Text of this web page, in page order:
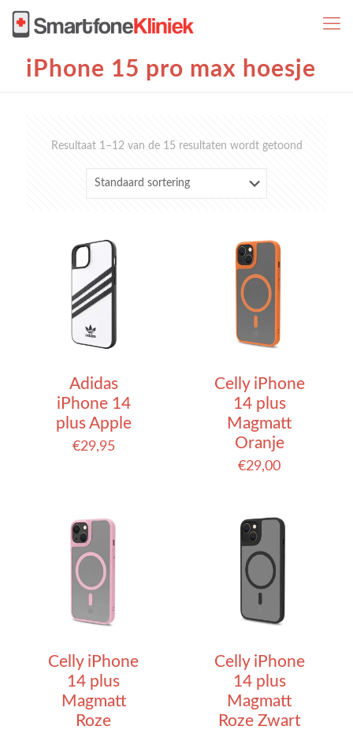
iPhone 15 pro max hoesje
Resultaat 1–12 van de 15 resultaten wordt getoond
Adidas
iPhone 14
plus Apple
€29,95
Celly iPhone
14 plus
Magmatt
Oranje
€29,00
Celly iPhone
14 plus
Magmatt
Roze
Celly iPhone
14 plus
Magmatt
Roze Zwart